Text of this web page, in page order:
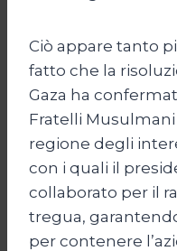
Ciò appare tanto
fatto che la
Gaza ha
Fratelli
regione degli
con i quali il
collaborato per il
tregua,
per contenere